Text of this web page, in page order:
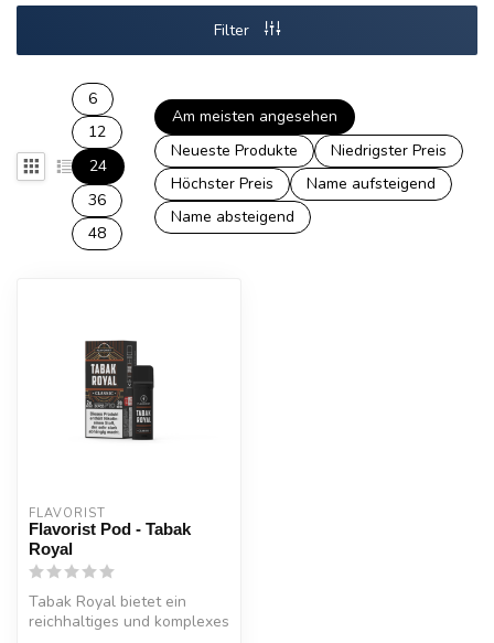
Filter
6
12
24
36
48
Am meisten angesehen
Neueste Produkte
Niedrigster Preis
Höchster Preis
Name aufsteigend
Name absteigend
FLAVORIST
Flavorist Pod - Tabak
Royal
Tabak Royal bietet ein
reichhaltiges und komplexes